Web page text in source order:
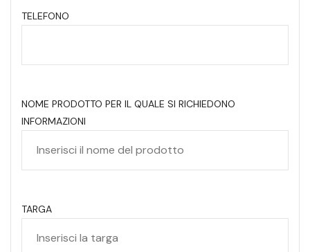
TELEFONO
NOME PRODOTTO PER IL QUALE SI RICHIEDONO
INFORMAZIONI
TARGA